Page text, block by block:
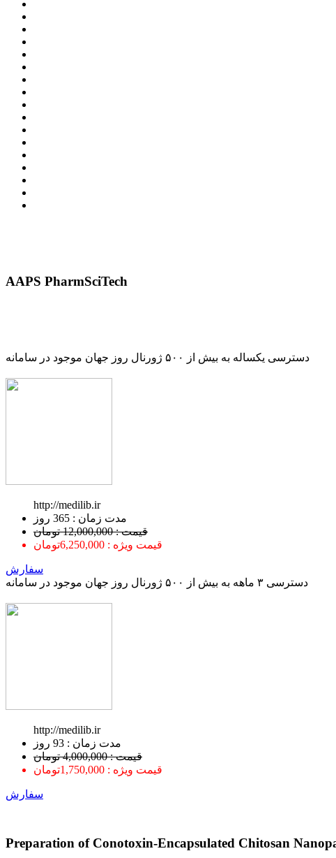
AAPS PharmSciTech
دسترسی یکساله به بیش از ۵۰۰ ژورنال روز جهان موجود در سامانه
http://medilib.ir
ﻣﺪﺕ ﺯﻣﺎﻥ : 365 ﺭﻭﺯ
قیمت : 12,000,000 تومان
قیمت ویژه : 6,250,000تومان
سفارش
دسترسی ۳ ماهه به بیش از ۵۰۰ ژورنال روز جهان موجود در سامانه
http://medilib.ir
ﻣﺪﺕ ﺯﻣﺎﻥ : 93 ﺭﻭﺯ
قیمت : 4,000,000 تومان
قیمت ویژه : 1,750,000تومان
سفارش
Preparation of Conotoxin-Encapsulated Chitosan